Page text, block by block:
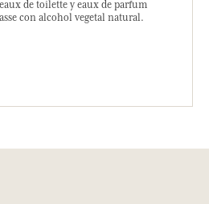
de toilette y eaux de parfum
con alcohol vegetal natural.